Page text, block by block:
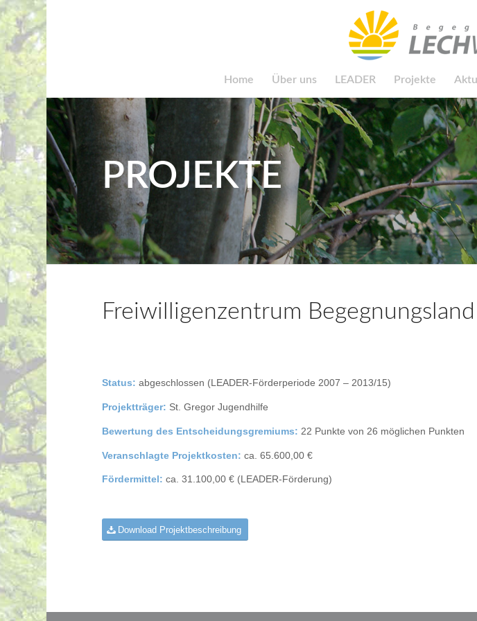
Home Über uns LEADER Projekte
PROJEKTE
Freiwilligenzentrum
Status: abgeschlossen (LEADER-Förderperiode 2007 – 2013/15)
Projektträger: St. Gregor Jugendhilfe
Bewertung des Entscheidungsgremiums: 22 Punkte von 26 möglichen Punkten
Veranschlagte Projektkosten: ca. 65.600,00 €
Fördermittel: ca. 31.100,00 € (LEADER-Förderung)
Download Projektbeschreibung